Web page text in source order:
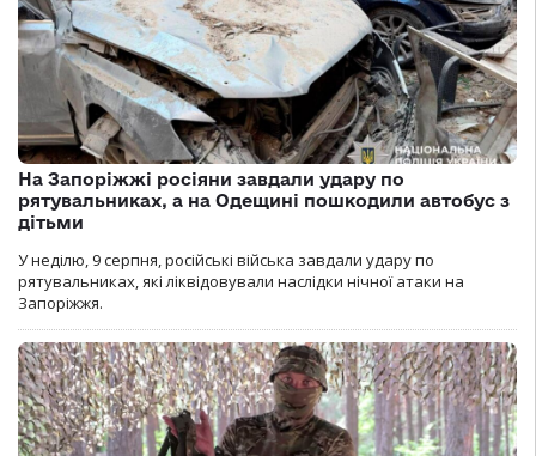
На Запоріжжі росіяни завдали удару по
рятувальниках, а на Одещині пошкодили автобус з
дітьми
У неділю, 9 серпня, російські війська завдали удару по
рятувальниках, які ліквідовували наслідки нічної атаки на
Запоріжжя.